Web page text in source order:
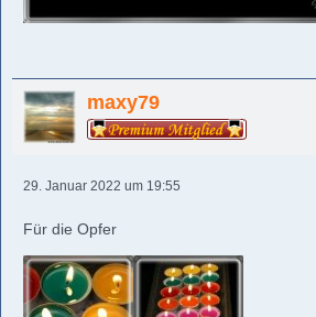
maxy79
29. Januar 2022 um 19:55
Für die Opfer